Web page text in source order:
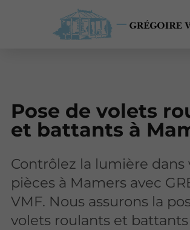
Pose de volets
et battants à
Contrôlez la lumière dans
pièces à Mamers avec
VMF. Nous assurons la
volets roulants et